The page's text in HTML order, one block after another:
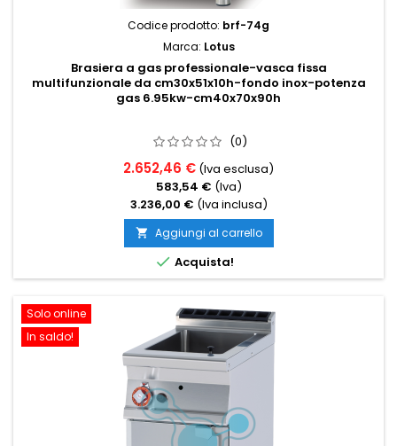
Codice prodotto: brf-74g
Marca: Lotus
Brasiera a gas professionale-vasca fissa
multifunzionale da cm30x51x10h-fondo inox-potenza
gas 6.95kw-cm40x70x90h
(0)
2.652,46 € (Iva esclusa)
583,54 € (Iva)
3.236,00 € (Iva inclusa)
 Aggiungi al carrello
 Acquista!
Solo online
In saldo!